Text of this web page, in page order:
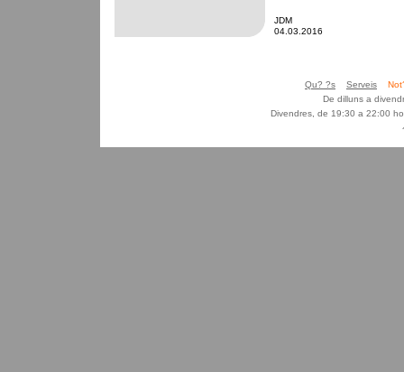
JDM
04.03.2016
Qu? ?s Serveis
De dilluns a
Divendres, de 19:30 a 22:00